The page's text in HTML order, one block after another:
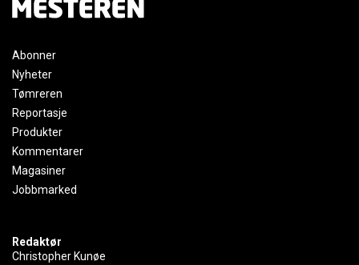
Abonner
Nyheter
Tømreren
Reportasje
Produkter
Kommentarer
Magasiner
Jobbmarked
Redaktør
Christopher Kunøe